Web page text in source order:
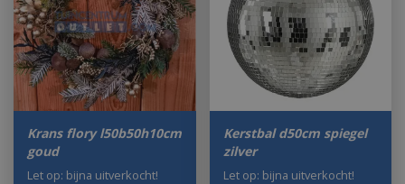
Krans flory l50b50h10cm
goud
Let op: bijna uitverkocht!
Kerstbal d50cm spiegel
zilver
Let op: bijna uitverkocht!